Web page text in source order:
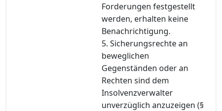
Forderungen festgestellt
werden, erhalten keine
Benachrichtigung.
5. Sicherungsrechte an
beweglichen
Gegenständen oder an
Rechten sind dem
Insolvenzverwalter
unverzüglich anzuzeigen (§